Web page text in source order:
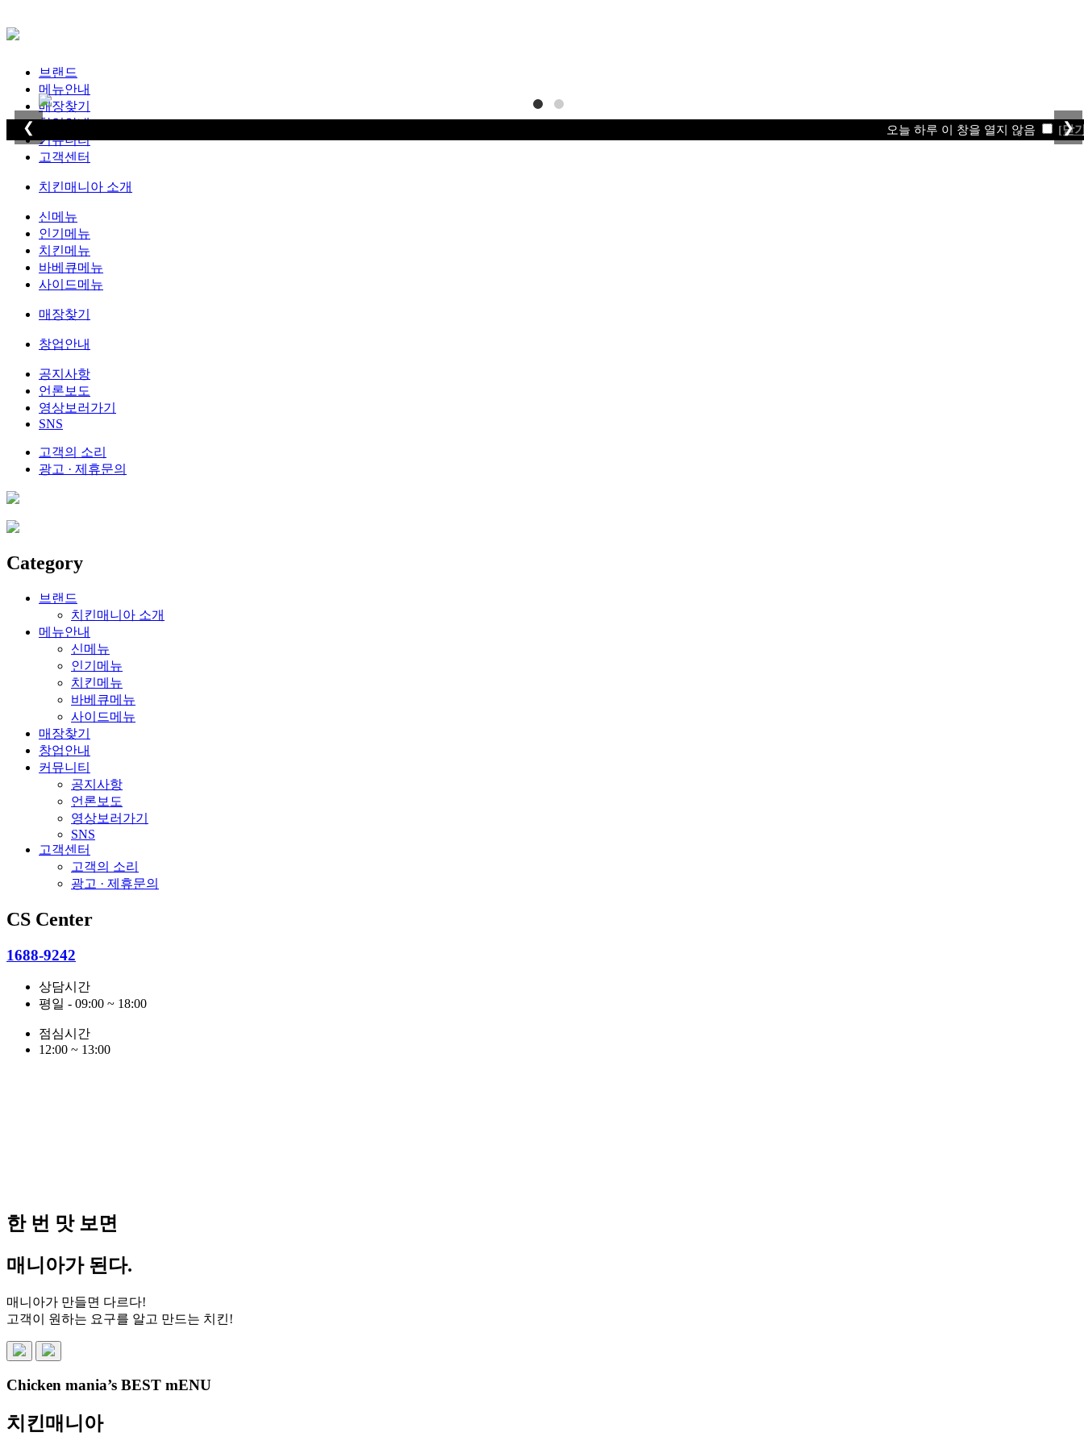
브랜드
메뉴안내
매장찾기
창업안내
커뮤니티
고객센터
치킨매니아 소개
신메뉴
인기메뉴
치킨메뉴
바베큐메뉴
사이드메뉴
매장찾기
창업안내
공지사항
언론보도
영상보러가기
SNS
고객의 소리
광고 · 제휴문의
Category
브랜드
치킨매니아 소개
메뉴안내
신메뉴
인기메뉴
치킨메뉴
바베큐메뉴
사이드메뉴
매장찾기
창업안내
커뮤니티
공지사항
언론보도
영상보러가기
SNS
고객센터
고객의 소리
광고 · 제휴문의
CS Center
1688-9242
상담시간
평일 - 09:00 ~ 18:00
점심시간
12:00 ~ 13:00
❮ ❯
오늘 하루 이 창을 열지 않음 [닫
한 번 맛보면
매니아가 된다.
매니아가 만들면 다르다!
고객이 원하는 요구를 알고 만드는 치킨!
Chicken mania’s BEST mENU
치킨매니아